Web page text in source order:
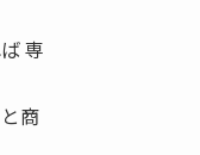
専
商